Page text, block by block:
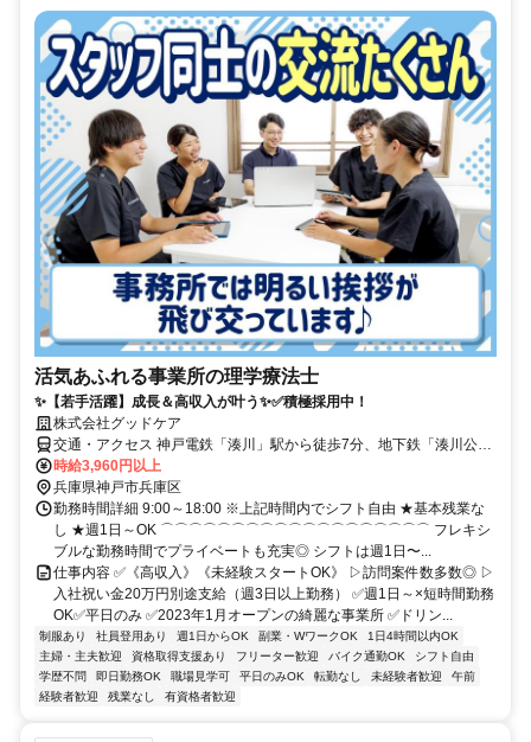
活気あふれる事業所の理学療法士
✨【若手活躍】成長＆高収入が叶う✨✅積極採用中！
株式会社グッドケア
交通・アクセス 神戸電鉄「湊川」駅から徒歩7分、地下鉄「湊川公
園」から徒歩7分
時給3,960円以上
兵庫県神戸市兵庫区
勤務時間詳細 9:00～18:00 ※上記時間内でシフト自由 ★基本残業な
し ★週1日～OK ⌒⌒⌒⌒⌒⌒⌒⌒⌒⌒⌒⌒⌒⌒⌒⌒⌒⌒⌒ フレキシ
ブルな勤務時間でプライベートも充実◎ シフトは週1日〜...
仕事内容 ✅《高収入》《未経験スタートOK》 ▷訪問案件数多数◎ ▷
入社祝い金20万円別途支給（週3日以上勤務） ✅週1日～×短時間勤務
OK✅平日のみ ✅2023年1月オープンの綺麗な事業所 ✅ドリン...
制服あり 社員登用あり 週1日からOK 副業・WワークOK
1日4時間以内OK
主婦・主夫歓迎
資格取得支援あり フリーター歓迎 バイク通勤OK
シフト自由
学歴不問
即日勤務OK 職場見学可 平日のみOK 転勤なし 未経験者歓迎
午前
経験者歓迎
残業なし 有資格者歓迎